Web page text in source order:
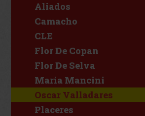
Aliados
Camacho
CLE
Flor De Copan
Flor De Selva
Maria Mancini
Oscar Valladares
Placeres